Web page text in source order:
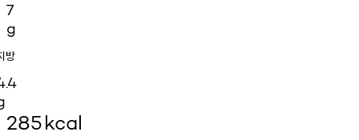
7
g
방
285kcal